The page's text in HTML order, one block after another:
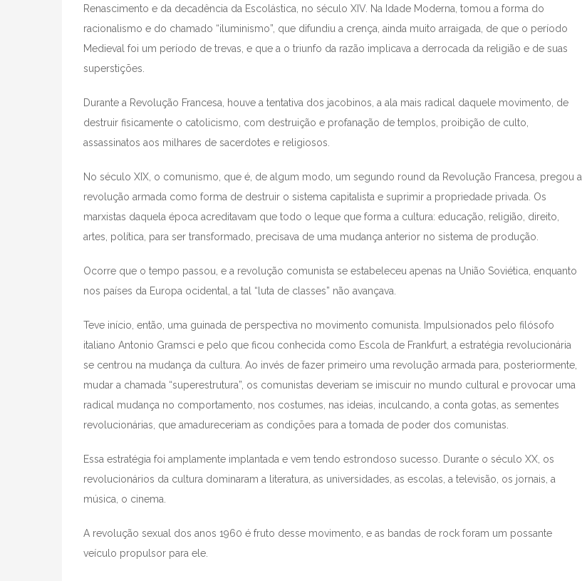
Renascimento e da decadência da Escolástica, no século XIV. Na Idade Moderna, tomou a forma do
racionalismo e do chamado “iluminismo”, que difundiu a crença, ainda muito arraigada, de que o período
Medieval foi um período de trevas, e que a o triunfo da razão implicava a derrocada da religião e de suas
superstições.
Durante a Revolução Francesa, houve a tentativa dos jacobinos, a ala mais radical daquele movimento, de
destruir fisicamente o catolicismo, com destruição e profanação de templos, proibição de culto,
assassinatos aos milhares de sacerdotes e religiosos.
No século XIX, o comunismo, que é, de algum modo, um segundo round da Revolução Francesa, pregou a
revolução armada como forma de destruir o sistema capitalista e suprimir a propriedade privada. Os
marxistas daquela época acreditavam que todo o leque que forma a cultura: educação, religião, direito,
artes, política, para ser transformado, precisava de uma mudança anterior no sistema de produção.
Ocorre que o tempo passou, e a revolução comunista se estabeleceu apenas na União Soviética, enquanto
nos países da Europa ocidental, a tal “luta de classes” não avançava.
Teve início, então, uma guinada de perspectiva no movimento comunista. Impulsionados pelo filósofo
italiano Antonio Gramsci e pelo que ficou conhecida como Escola de Frankfurt, a estratégia revolucionária
se centrou na mudança da cultura. Ao invés de fazer primeiro uma revolução armada para, posteriormente,
mudar a chamada “superestrutura”, os comunistas deveriam se imiscuir no mundo cultural e provocar uma
radical mudança no comportamento, nos costumes, nas ideias, inculcando, a conta gotas, as sementes
revolucionárias, que amadureceriam as condições para a tomada de poder dos comunistas.
Essa estratégia foi amplamente implantada e vem tendo estrondoso sucesso. Durante o século XX, os
revolucionários da cultura dominaram a literatura, as universidades, as escolas, a televisão, os jornais, a
música, o cinema.
A revolução sexual dos anos 1960 é fruto desse movimento, e as bandas de rock foram um possante
veículo propulsor para ele.